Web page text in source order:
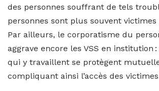
des personnes souffrant de tels
personnes sont plus souvent victimes
Par ailleurs, le corporatisme du
aggrave encore les VSS en institution
qui y travaillent se protègent
compliquant ainsi l’accès des